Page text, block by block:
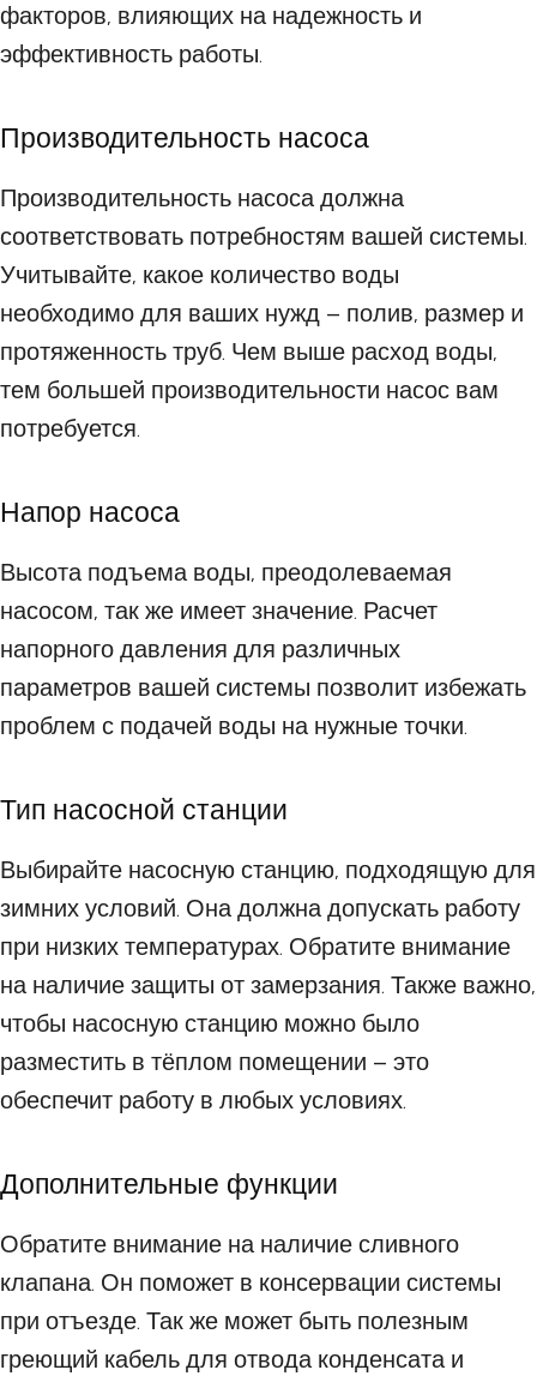
факторов, влияющих на надежность и
эффективность работы.
Производительность насоса
Производительность насоса должна
соответствовать потребностям вашей системы.
Учитывайте, какое количество воды
необходимо для ваших нужд – полив, размер и
протяженность труб. Чем выше расход воды,
тем большей производительности насос вам
потребуется.
Напор насоса
Высота подъема воды, преодолеваемая
насосом, так же имеет значение. Расчет
напорного давления для различных
параметров вашей системы позволит избежать
проблем с подачей воды на нужные точки.
Тип насосной станции
Выбирайте насосную станцию, подходящую для
зимних условий. Она должна допускать работу
при низких температурах. Обратите внимание
на наличие защиты от замерзания. Также важно,
чтобы насосную станцию можно было
разместить в тёплом помещении – это
обеспечит работу в любых условиях.
Дополнительные функции
Обратите внимание на наличие сливного
клапана. Он поможет в консервации системы
при отъезде. Так же может быть полезным
греющий кабель для отвода конденсата и